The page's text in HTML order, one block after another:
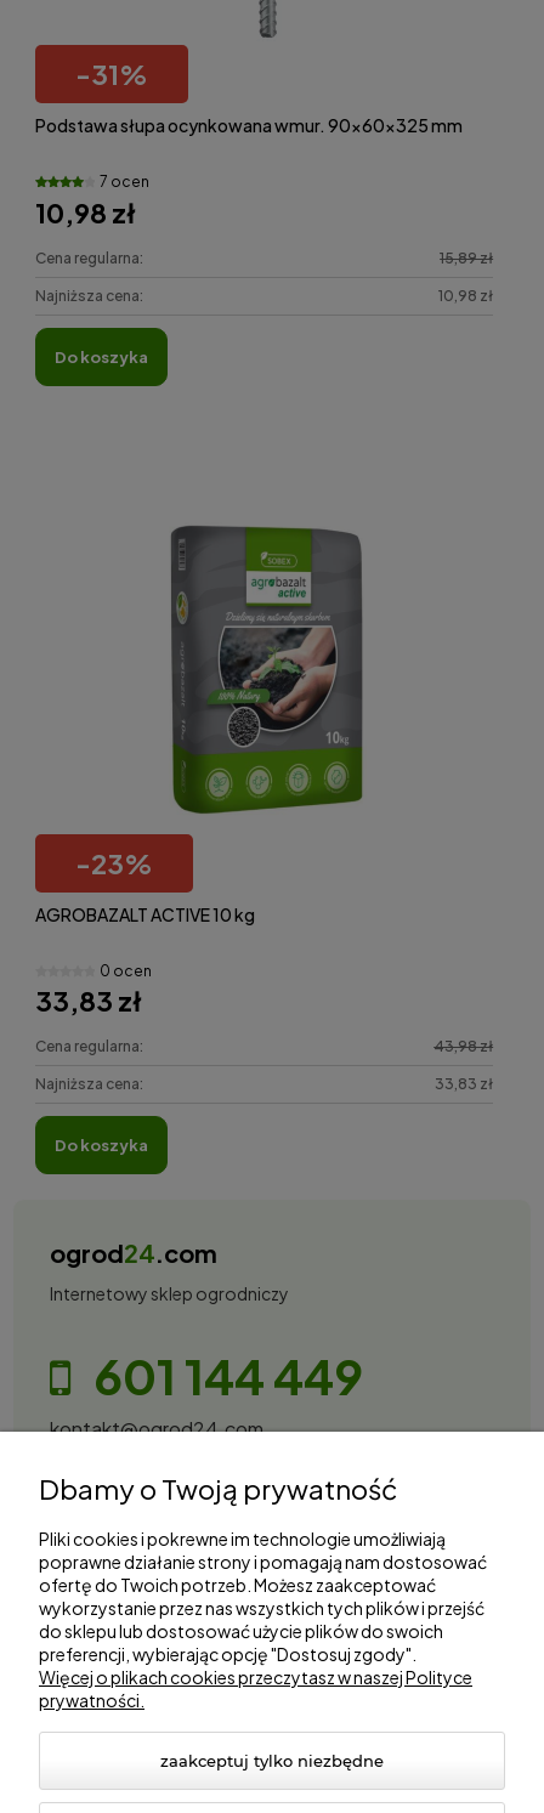
-31%
Podstawa słupa ocynkowana wmur. 90x60x325 mm
7 ocen
10,98 zł
Cena regularna: 15,89 zł
Najniższa cena: 10,98 zł
do koszyka
-23%
AGROBAZALT ACTIVE 10 kg
0 ocen
33,83 zł
Cena regularna: 43,98 zł
Najniższa cena: 33,83 zł
do koszyka
ogrod24.com
Internetowy sklep ogrodniczy
601 144 449
kontakt@ogrod24.com
Gorzowska 27, 66-530 Trzebicz
Zakupy
Informacje
Marki
Dbamy o Twoją prywatność
Pliki cookies i pokrewne im technologie umożliwiają
poprawne działanie strony i pomagają nam dostosować
ofertę do Twoich potrzeb. Możesz zaakceptować
wykorzystanie przez nas wszystkich tych plików i przejść
do sklepu lub dostosować użycie plików do swoich
preferencji, wybierając opcję "Dostosuj zgody".
Więcej o plikach cookies przeczytasz w naszej Polityce
prywatności.
zaakceptuj tylko niezbędne